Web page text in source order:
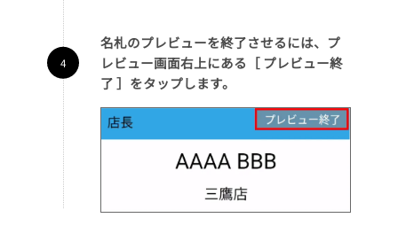
名札のプレビューを終了させるには、プ
レビュー画面右上にある［ プレビュー終
了 ］をタップします。